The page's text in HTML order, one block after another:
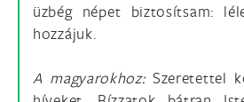
üzbég népet biztosítsam:
hozzájuk.
A magyarokhoz: Szeretettel